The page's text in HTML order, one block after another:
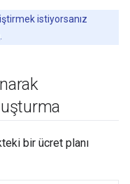
istiyorsanız
bir ücret planı